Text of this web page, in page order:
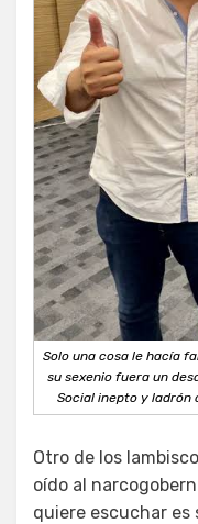
Solo una cosa le hacía
su sexenio fuera un
Social inepto y ladrón
Otro de los
oído al
quiere escuchar es